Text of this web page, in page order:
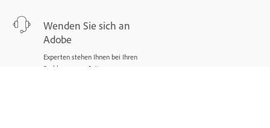
Wenden Sie sich an
Adobe
Experten stehen Ihnen bei Ihren
Problemen zur Seite.